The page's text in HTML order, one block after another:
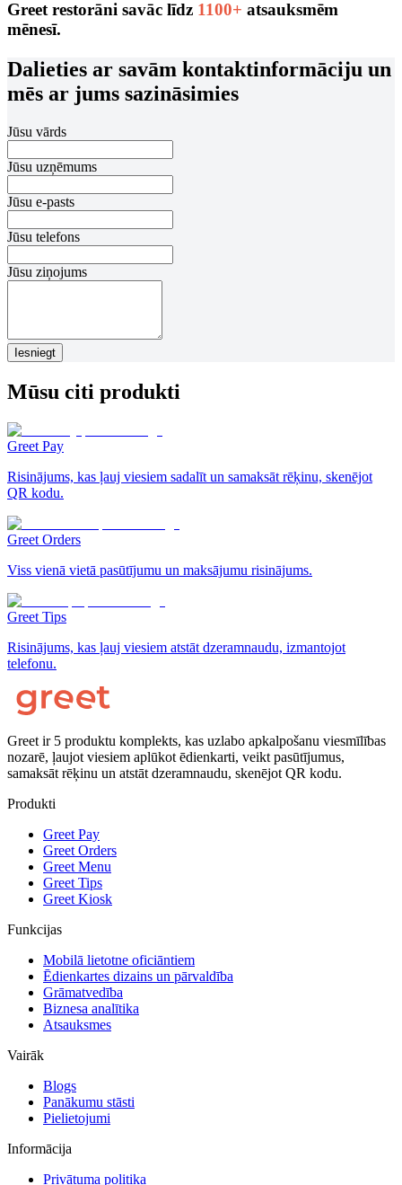
Greet restorāni savāc līdz 1100+ atsauksmēm
mēnesī.
Dalieties ar savām kontaktinformāciju un
mēs ar jums sazināsimies
Jūsu vārds
Jūsu uzņēmums
Jūsu e-pasts
Jūsu telefons
Jūsu ziņojums
Iesniegt
Mūsu citi produkti
Greet Pay
Risinājums, kas ļauj viesiem sadalīt un samaksāt rēķinu, skenējot
QR kodu.
Greet Orders
Viss vienā vietā pasūtījumu un maksājumu risinājums.
Greet Tips
Risinājums, kas ļauj viesiem atstāt dzeramnaudu, izmantojot
telefonu.
Greet ir 5 produktu komplekts, kas uzlabo apkalpošanu viesmīlības
nozarē, ļaujot viesiem aplūkot ēdienkarti, veikt pasūtījumus,
samaksāt rēķinu un atstāt dzeramnaudu, skenējot QR kodu.
Produkti
Greet Pay
Greet Orders
Greet Menu
Greet Tips
Greet Kiosk
Funkcijas
Mobilā lietotne oficiāntiem
Ēdienkartes dizains un pārvaldība
Grāmatvedība
Biznesa analītika
Atsauksmes
Vairāk
Blogs
Panākumu stāsti
Pielietojumi
Informācija
Privātuma politika